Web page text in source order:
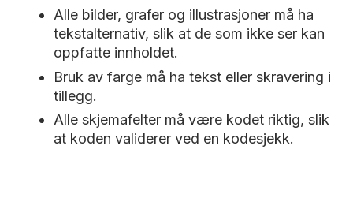
Alle bilder, grafer og illustrasjoner må ha
tekstalternativ, slik at de som ikke ser kan
oppfatte innholdet.
Bruk av farge må ha tekst eller skravering i
tillegg.
Alle skjemafelter må være kodet riktig, slik
at koden validerer ved en kodesjekk.